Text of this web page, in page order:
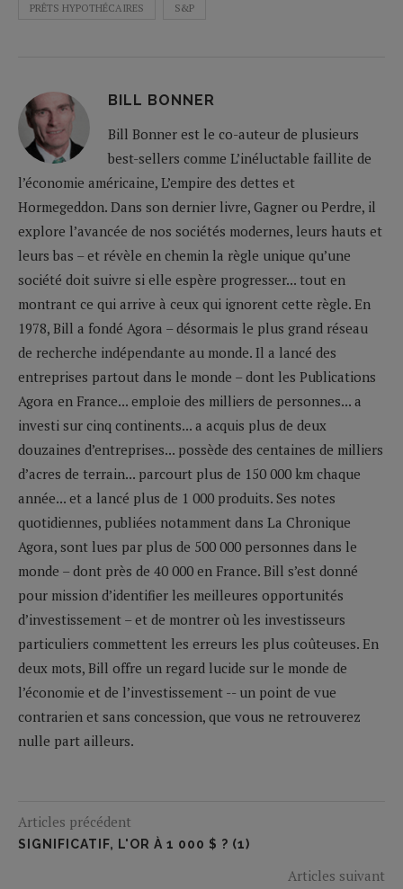
PRÊTS HYPOTHÉCAIRES S&P
BILL BONNER
Bill Bonner est le co-auteur de plusieurs
best-sellers comme L’inéluctable faillite de
l’économie américaine, L’empire des dettes et
Hormegeddon. Dans son dernier livre, Gagner ou Perdre, il
explore l’avancée de nos sociétés modernes, leurs hauts et
leurs bas – et révèle en chemin la règle unique qu’une
société doit suivre si elle espère progresser... tout en
montrant ce qui arrive à ceux qui ignorent cette règle. En
1978, Bill a fondé Agora – désormais le plus grand réseau
de recherche indépendante au monde. Il a lancé des
entreprises partout dans le monde – dont les Publications
Agora en France... emploie des milliers de personnes... a
investi sur cinq continents... a acquis plus de deux
douzaines d’entreprises... possède des centaines de milliers
d’acres de terrain... parcourt plus de 150 000 km chaque
année... et a lancé plus de 1 000 produits. Ses notes
quotidiennes, publiées notamment dans La Chronique
Agora, sont lues par plus de 500 000 personnes dans le
monde – dont près de 40 000 en France. Bill s’est donné
pour mission d’identifier les meilleures opportunités
d’investissement – et de montrer où les investisseurs
particuliers commettent les erreurs les plus coûteuses. En
deux mots, Bill offre un regard lucide sur le monde de
l’économie et de l’investissement -- un point de vue
contrarien et sans concession, que vous ne retrouverez
nulle part ailleurs.
Articles précédent
SIGNIFICATIF, L'OR À 1 000 $ ? (1)
Articles suivant